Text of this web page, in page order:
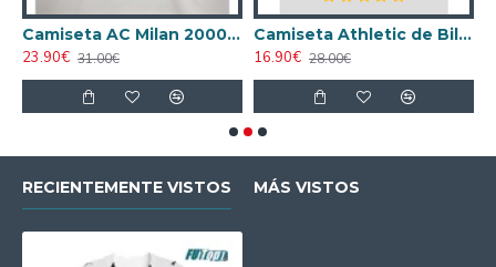
Camiseta AC Milan 2000/2001 Local Retro
23.90€ 31.00€
Camiseta Athletic de Bilbao 2024/2025 Alternativo
16.90€ 28.00€
RECIENTEMENTE VISTOS MÁS VISTOS